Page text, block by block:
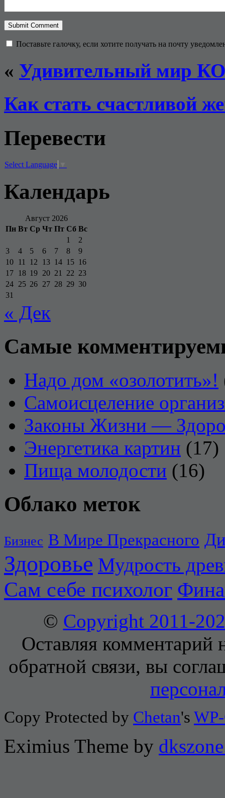
Поставьте галочку, если хотите получать на почту
« Удивительный мир
Как стать счастливой
Перевести
Select Language
Календарь
Август 2026
Пн Вт Ср Чт Пт Сб Вс
1
2
3
4 5 6 7 8
9
10 11 12 13 14 15 16
17 18 19 20 21 22 23
24 25 26 27 28 29 30
31
« Дек
Самые
Надо дом «озолотить»!
Самоисцеление
Законы Жизни —
Энергетика картин (17)
Пища молодости (16)
Облако меток
Бизнес В Мире Прекрасного
Здоровье Мудрость
Сам себе психолог
© Copyright 2011-
Оставляя комментарий
обратной связи, вы
Copy Protected by Chetan's
Eximius Theme by